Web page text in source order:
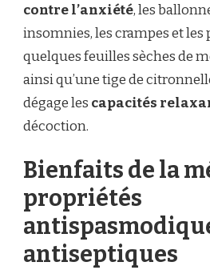
contre l’anxiété, les
insomnies, les crampes et les
quelques feuilles sèches de
ainsi qu’une tige de
dégage les capacités
décoction.
Bienfaits de la
propriétés
antiseptiques